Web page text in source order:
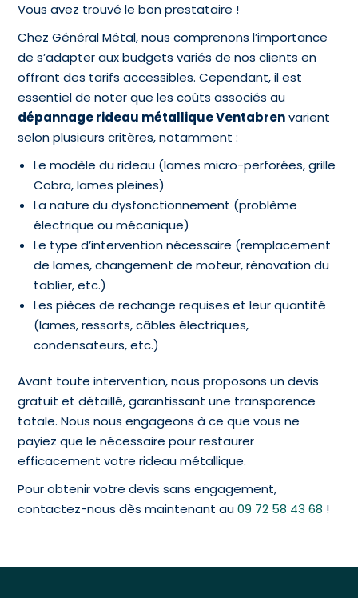
Vous avez trouvé le bon prestataire !
Chez Général Métal, nous comprenons l’importance
de s’adapter aux budgets variés de nos clients en
offrant des tarifs accessibles. Cependant, il est
essentiel de noter que les coûts associés au
dépannage rideau métallique Ventabrenvarient
selon plusieurs critères, notamment :
Le modèle du rideau (lames micro-perforées, grille
Cobra, lames pleines)
La nature du dysfonctionnement (problème
électrique ou mécanique)
Le type d’intervention nécessaire (remplacement
de lames, changement de moteur, rénovation du
tablier, etc.)
Les pièces de rechange requises et leur quantité
(lames, ressorts, câbles électriques,
condensateurs, etc.)
Avant toute intervention, nous proposons un devis
gratuit et détaillé, garantissant une transparence
totale. Nous nous engageons à ce que vous ne
payiez que le nécessaire pour restaurer
efficacement votre rideau métallique.
Pour obtenir votre devis sans engagement,
contactez-nous dès maintenant au09 72 58 43 68 !